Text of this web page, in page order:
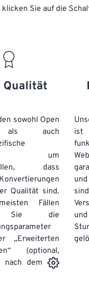
Sie auf die
Qualität
sowohl Open
als auch
um
dass
Qualität sind.
Fällen
Sie die
„Erweiterten
(optional,
nach dem